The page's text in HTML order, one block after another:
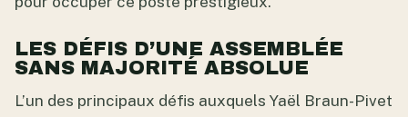
LES DÉFIS D’UNE ASSEMBLÉE
SANS MAJORITÉ ABSOLUE
L’un des principaux défis auxquels Yaël Braun-Pivet